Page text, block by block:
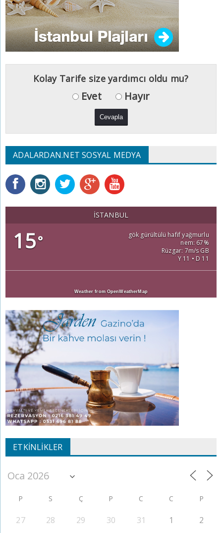
Kolay Tarife size yardımcı oldu mu?
Evet Hayır
ADALARDAN.NET SOSYAL MEDYA
İSTANBUL
15°
gök gürültülü hafif yağmurlu
nem: 67%
Rüzgar: 7m/s GB
Y 11 • D 11
Weather from OpenWeatherMap
ETKINLIKLER
P S Ç P C C P
27 28 29 30 31 1 2